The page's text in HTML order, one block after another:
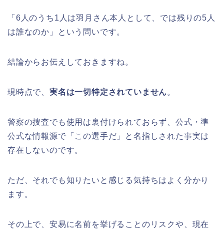
「6人のうち1人は羽月さん本人として、では残りの5人
は誰なのか」という問いです。
結論からお伝えしておきますね。
現時点で、 実名は一切特定されていません。
警察の捜査でも使用は裏付けられておらず、公式・準
公式な情報源で「この選手だ」と名指しされた事実は
存在しないのです。
ただ、それでも知りたいと感じる気持ちはよく分かり
ます。
その上で、安易に名前を挙げることのリスクや、現在